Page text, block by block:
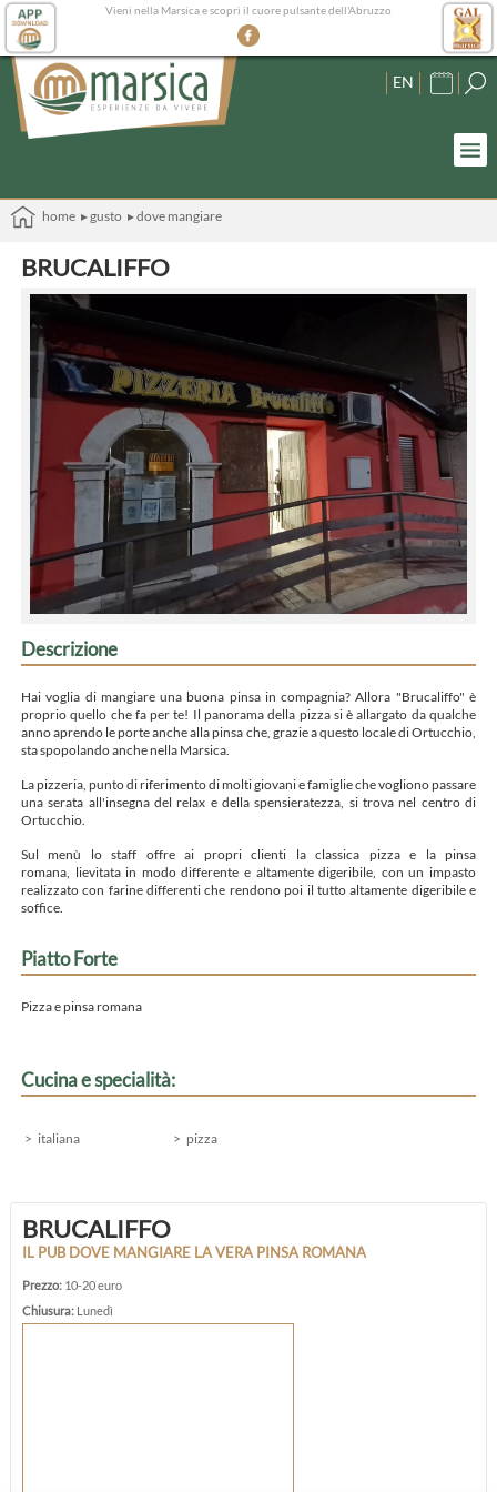
Vieni nella Marsica e scopri il cuore pulsante dell'Abruzzo
EN
home ▸ gusto ▸ dove mangiare
BRUCALIFFO
Descrizione
Hai voglia di mangiare una buona pinsa in compagnia? Allora "Brucaliffo" è
proprio quello che fa per te! Il panorama della pizza si è allargato da qualche
anno aprendo le porte anche alla pinsa che, grazie a questo locale di Ortucchio,
sta spopolando anche nella Marsica.
La pizzeria, punto di riferimento di molti giovani e famiglie che vogliono passare
una serata all'insegna del relax e della spensieratezza, si trova nel centro di
Ortucchio.
Sul menù lo staff offre ai propri clienti la classica pizza e la pinsa
romana, lievitata in modo differente e altamente digeribile, con un impasto
realizzato con farine differenti che rendono poi il tutto altamente digeribile e
soffice.
Piatto Forte
Pizza e pinsa romana
Cucina e specialità:
italiana pizza
BRUCALIFFO
IL PUB DOVE MANGIARE LA VERA PINSA ROMANA
Prezzo: 10-20 euro
Chiusura: Lunedì